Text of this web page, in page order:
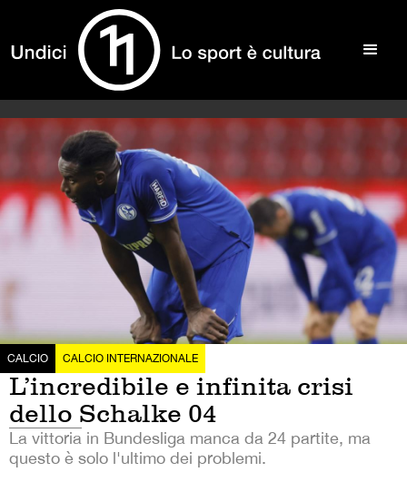
CALCIO CALCIO INTERNAZIONALE
L’incredibile e infinita crisi
dello Schalke 04
La vittoria in Bundesliga manca da 24 partite, ma
questo è solo l'ultimo dei problemi.